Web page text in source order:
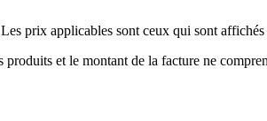
prix applicables sont ceux qui sont
et le montant de la facture ne